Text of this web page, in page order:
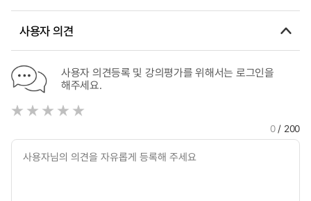
task type and interest
사용자 의견
사용자 의견등록 및 강의평가를 위해서는 로그인을
해주세요.
0/ 200